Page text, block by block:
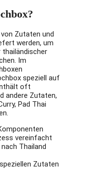
Zutaten und
werden, um
Im
speziell auf
oft
andere Zutaten,
Pad Thai
vereinfacht
Thailand
Zutaten